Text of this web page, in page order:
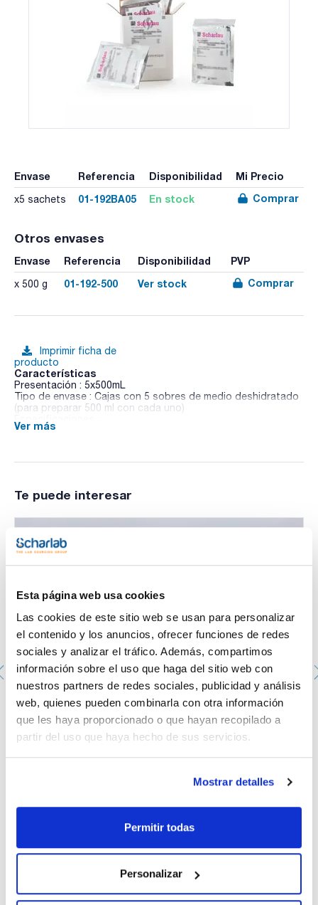
Esta página web usa cookies
Las cookies de este sitio web se usan para personalizar
el contenido y los anuncios, ofrecer funciones de redes
sociales y analizar el tráfico. Además, compartimos
información sobre el uso que haga del sitio web con
nuestros partners de redes sociales, publicidad y análisis
web, quienes pueden combinarla con otra información
que les haya proporcionado o que hayan recopilado a
partir del uso que haya hecho de sus servicios.
Mostrar detalles
Permitir todas
Personalizar
Envase Referencia Disponibilidad Mi Precio
x5 sachets 01-192BA05 En stock Comprar
Otros envases
Envase Referencia Disponibilidad PVP
x 500 g 01-192-500 Ver stock Comprar
Imprimir ficha de
producto
Características
Presentación : 5x500mL
Tipo de envase : Cajas con 5 sobres de medio deshidratado
(para preparar 500 ml con cada uno)
Medio diferencial para la identificación de enterobacterias,
6579, 6785 y 10272.
Ver más
Te puede interesar
Placa Petri aséptica de 90mm. SCHARLAU. con 3
vientos. Color transparente. 20u. X 24 bolsas.
PPD-90143A
Disponibilidad:Ver stock